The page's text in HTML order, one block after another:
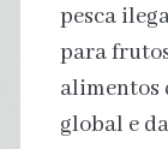
pesca
para
alimentos
global e